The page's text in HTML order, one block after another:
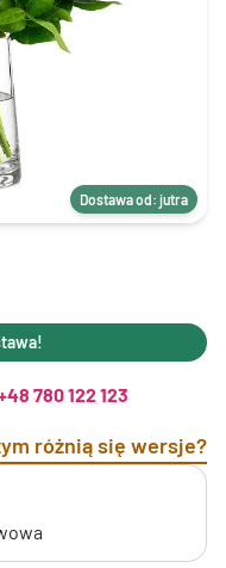
Dostawa od: jutra
780 122 123
różnią się wersje?